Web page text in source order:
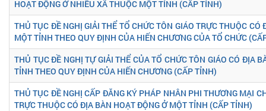
HOẠT ĐỘNG Ở NHIỀU XÃ THUỘC MỘT TỈNH (CẤP TỈNH)
THỦ TỤC ĐỀ NGHỊ GIẢI THỂ TỔ CHỨC TÔN GIÁO TRỰC THUỘC
MỘT TỈNH THEO QUY ĐỊNH CỦA HIẾN CHƯƠNG CỦA TỔ CHỨC
THỦ TỤC ĐỀ NGHỊ TỰ GIẢI THỂ CỦA TỔ CHỨC TÔN GIÁO CÓ ĐỊA
TỈNH THEO QUY ĐỊNH CỦA HIẾN CHƯƠNG (CẤP TỈNH)
THỦ TỤC ĐỀ NGHỊ CẤP ĐĂNG KÝ PHÁP NHÂN PHI THƯƠNG MẠI
TRỰC THUỘC CÓ ĐỊA BÀN HOẠT ĐỘNG Ở MỘT TỈNH (CẤP TỈNH)